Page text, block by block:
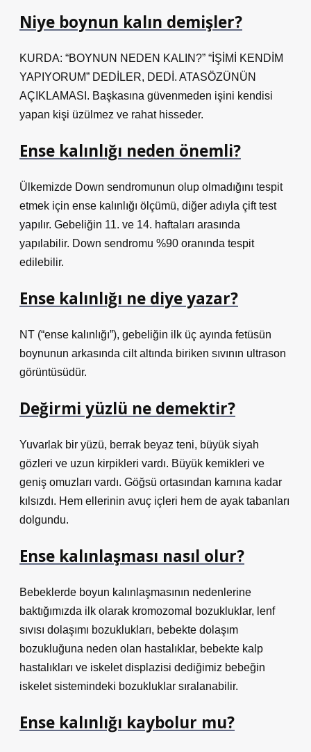
Niye boynun kalın demişler?
KURDA: “BOYNUN NEDEN KALIN?” “İŞİMİ KENDİM
YAPIYORUM” DEDİLER, DEDİ. ATASÖZÜNÜN
AÇIKLAMASI. Başkasına güvenmeden işini kendisi
yapan kişi üzülmez ve rahat hisseder.
Ense kalınlığı neden önemli?
Ülkemizde Down sendromunun olup olmadığını tespit
etmek için ense kalınlığı ölçümü, diğer adıyla çift test
yapılır. Gebeliğin 11. ve 14. haftaları arasında
yapılabilir. Down sendromu %90 oranında tespit
edilebilir.
Ense kalınlığı ne diye yazar?
NT (“ense kalınlığı”), gebeliğin ilk üç ayında fetüsün
boynunun arkasında cilt altında biriken sıvının ultrason
görüntüsüdür.
Değirmi yüzlü ne demektir?
Yuvarlak bir yüzü, berrak beyaz teni, büyük siyah
gözleri ve uzun kirpikleri vardı. Büyük kemikleri ve
geniş omuzları vardı. Göğsü ortasından karnına kadar
kılsızdı. Hem ellerinin avuç içleri hem de ayak tabanları
dolgundu.
Ense kalınlaşması nasıl olur?
Bebeklerde boyun kalınlaşmasının nedenlerine
baktığımızda ilk olarak kromozomal bozukluklar, lenf
sıvısı dolaşımı bozuklukları, bebekte dolaşım
bozukluğuna neden olan hastalıklar, bebekte kalp
hastalıkları ve iskelet displazisi dediğimiz bebeğin
iskelet sistemindeki bozukluklar sıralanabilir.
Ense kalınlığı kaybolur mu?